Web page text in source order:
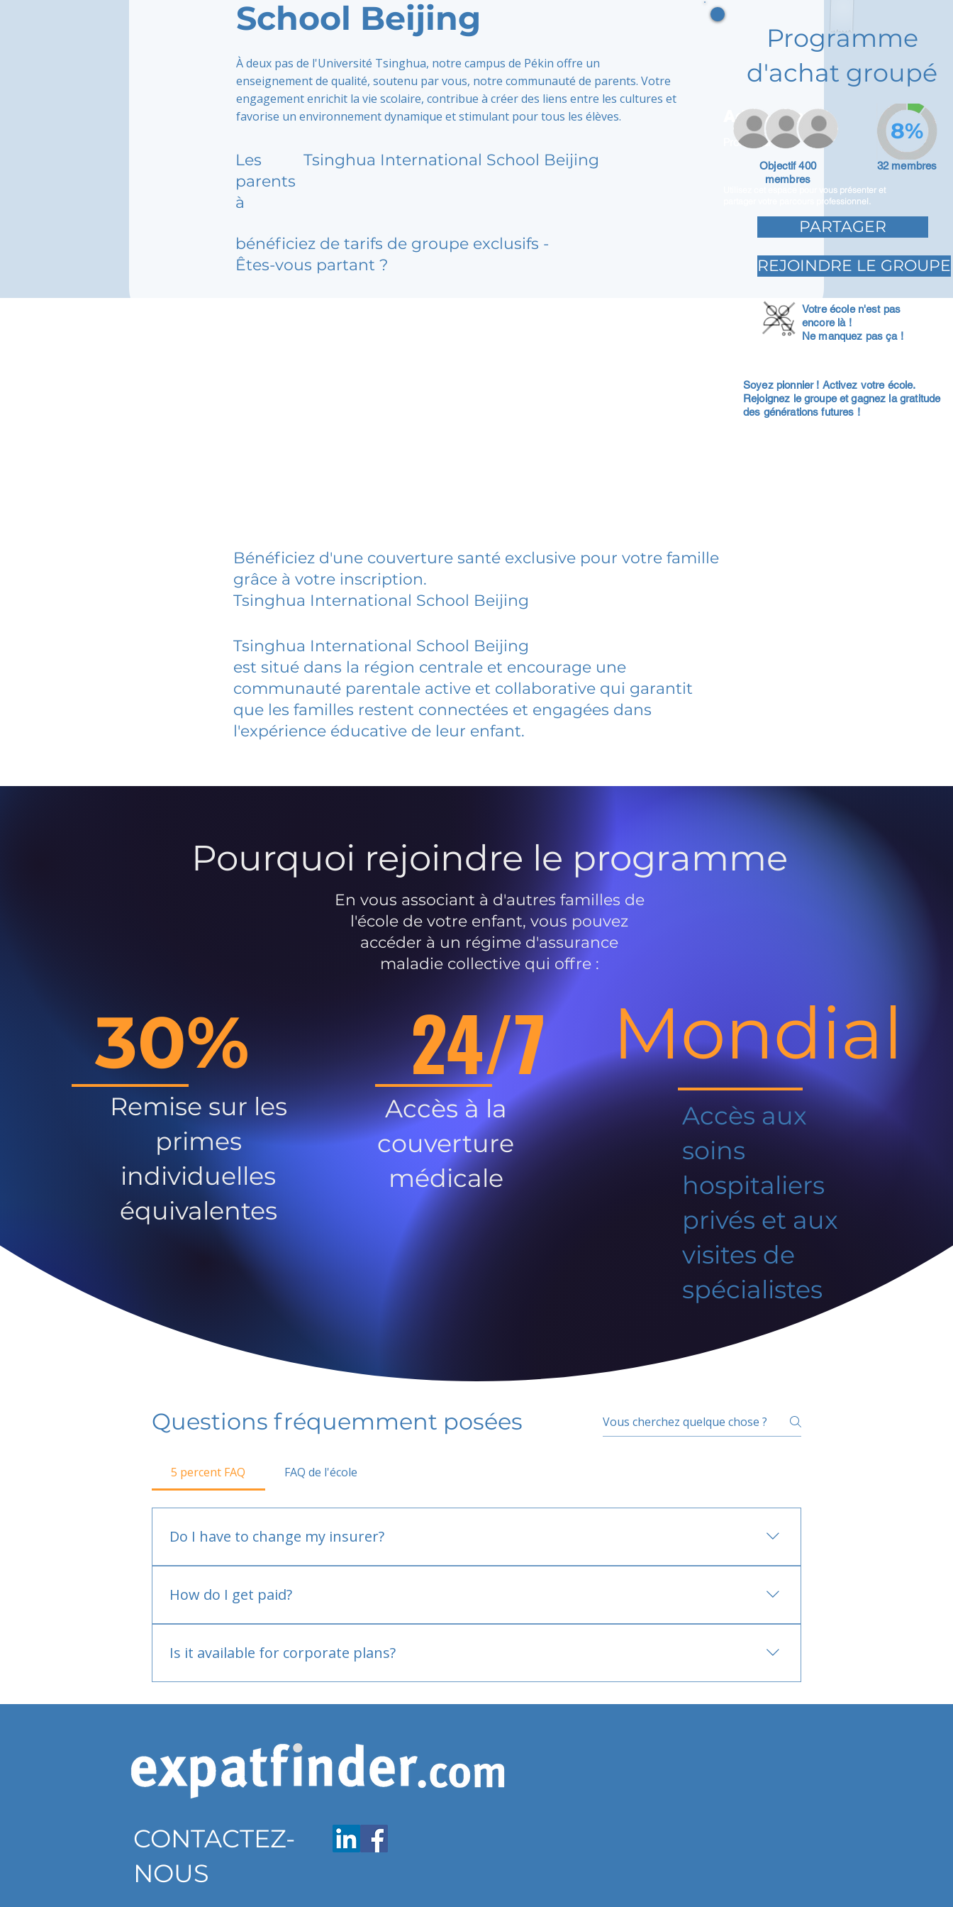
School Beijing
À deux pas de l'Université Tsinghua, notre campus de Pékin offre un
enseignement de qualité, soutenu par vous, notre communauté de parents. Votre
engagement enrichit la vie scolaire, contribue à créer des liens entre les cultures et
favorise un environnement dynamique et stimulant pour tous les élèves.
Les
parents
à
Tsinghua International School Beijing
bénéficiez de tarifs de groupe exclusifs -
Êtes-vous partant ?
Adam Caar
Promoteur
Utilisez cet espace pour vous présenter et
partager votre parcours professionnel.
Programme
d'achat groupé
Objectif 400
membres
32 membres
8%
PARTAGER
REJOINDRE LE GROUPE
Votre école n'est pas
encore là !
Ne manquez pas ça !
Soyez pionnier ! Activez votre école.
Rejoignez le groupe et gagnez la gratitude
des générations futures !
Bénéficiez d'une couverture santé exclusive pour votre famille
grâce à votre inscription.
Tsinghua International School Beijing
Tsinghua International School Beijing
est situé dans la région centrale et encourage une
communauté parentale active et collaborative qui garantit
que les familles restent connectées et engagées dans
l'expérience éducative de leur enfant.
Pourquoi rejoindre le programme
En vous associant à d'autres familles de
l'école de votre enfant, vous pouvez
accéder à un régime d'assurance
maladie collective qui offre :
30%
Remise sur les
primes
individuelles
équivalentes
24/7
Accès à la
couverture
médicale
Mondial
Accès aux
soins
hospitaliers
privés et aux
visites de
spécialistes
Questions fréquemment posées
5 percent FAQ FAQ de l'école
Do I have to change my insurer?
How do I get paid?
Is it available for corporate plans?
CONTACTEZ-
NOUS